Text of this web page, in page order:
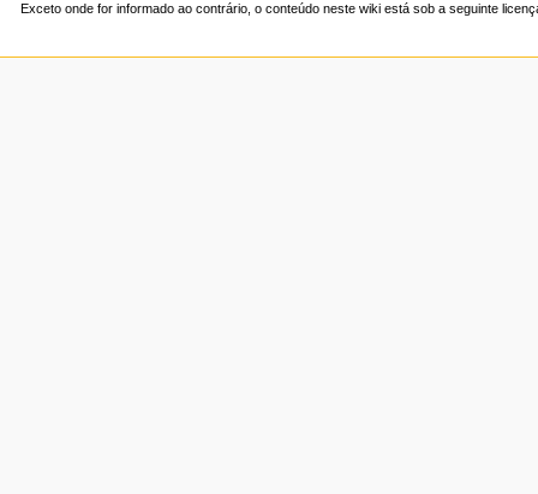
Exceto onde for informado ao contrário, o conteúdo neste wiki está sob a seguinte